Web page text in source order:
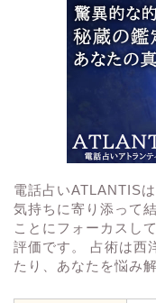
電話占いATLANTIS
気持ちに寄り添って
ことにフォーカスし
評価です。 占術は西
たり、あなたを悩み